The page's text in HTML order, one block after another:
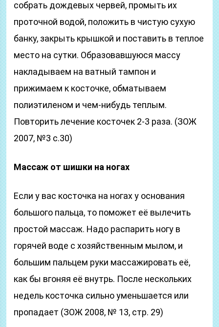
собрать дождевых червей, промыть их
проточной водой, положить в чистую сухую
банку, закрыть крышкой и поставить в теплое
место на сутки. Образовавшуюся массу
накладываем на ватный тампон и
прижимаем к косточке, обматываем
полиэтиленом и чем-нибудь теплым.
Повторить лечение косточек 2-3 раза. (ЗОЖ
2007, №3 с.30)
Массаж от шишки на ногах
Если у вас косточка на ногах у основания
большого пальца, то поможет её вылечить
простой массаж. Надо распарить ногу в
горячей воде с хозяйственным мылом, и
большим пальцем руки массажировать её,
как бы вгоняя её внутрь. После нескольких
недель косточка сильно уменьшается или
пропадает (ЗОЖ 2008, № 13, стр. 29)